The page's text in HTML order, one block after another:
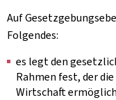
Auf
Folgendes:
es legt den
Rahmen fest, der
Wirtschaft